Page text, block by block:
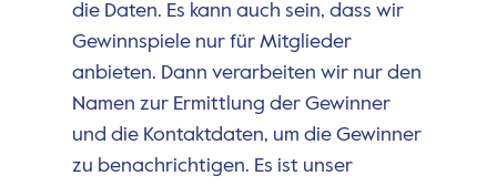
die Daten. Es kann auch sein, dass wir
Gewinnspiele nur für Mitglieder
anbieten. Dann verarbeiten wir nur den
Namen zur Ermittlung der Gewinner
und die Kontaktdaten, um die Gewinner
zu benachrichtigen. Es ist unser